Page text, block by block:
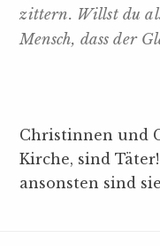
zittern. Willst du
Mensch, dass der
Christinnen und
Kirche, sind
ansonsten sind